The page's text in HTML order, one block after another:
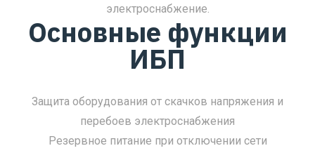
электроснабжение.
Основные функции
ИБП
Защита оборудования от скачков напряжения и
перебоев электроснабжения
Резервное питание при отключении сети